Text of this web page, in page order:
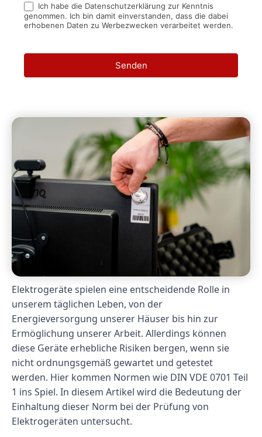
Ich habe die Datenschutzerklärung zur Kenntnis
genommen. Ich bin damit einverstanden, dass die dabei
erhobenen Daten zu Werbezwecken verarbeitet werden.
Senden
Elektrogeräte spielen eine entscheidende Rolle in
unserem täglichen Leben, von der
Energieversorgung unserer Häuser bis hin zur
Ermöglichung unserer Arbeit. Allerdings können
diese Geräte erhebliche Risiken bergen, wenn sie
nicht ordnungsgemäß gewartet und getestet
werden. Hier kommen Normen wie DIN VDE 0701 Teil
1 ins Spiel. In diesem Artikel wird die Bedeutung der
Einhaltung dieser Norm bei der Prüfung von
Elektrogeräten untersucht.